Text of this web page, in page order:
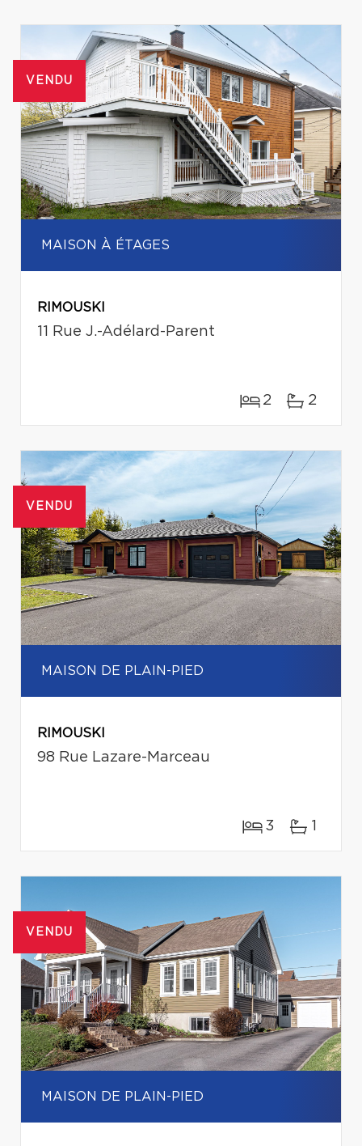
VENDU
MAISON À ÉTAGES
RIMOUSKI
11 Rue J.-Adélard-Parent
2 2
VENDU
MAISON DE PLAIN-PIED
RIMOUSKI
98 Rue Lazare-Marceau
3 1
VENDU
MAISON DE PLAIN-PIED